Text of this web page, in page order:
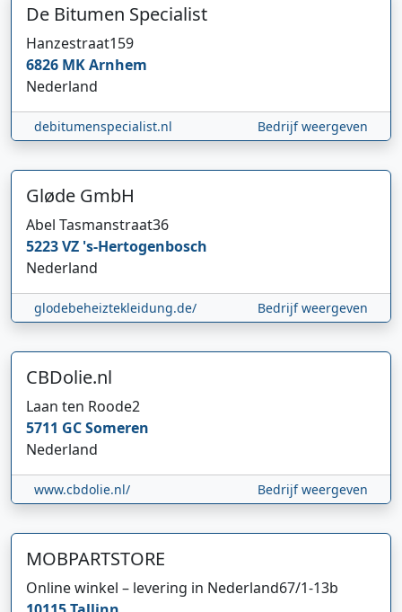
De Bitumen Specialist
Hanzestraat159
6826 MKArnhem
Nederland
debitumenspecialist.nl Bedrijf weergeven
Gløde GmbH
Abel Tasmanstraat36
5223 VZ 's-Hertogenbosch
Nederland
glodebeheiztekleidung.de/ Bedrijf weergeven
CBDolie.nl
Laan ten Roode2
5711 GCSomeren
Nederland
www.cbdolie.nl/ Bedrijf weergeven
MOBPARTSTORE
Online winkel – levering in Nederland67/1-13b